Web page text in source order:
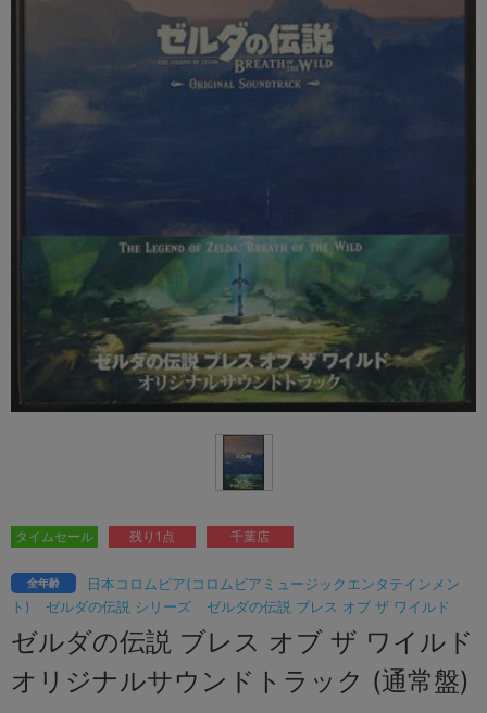
日本コロムビア(コロムビアミュージックエンタテインメン
ト)
ゼルダの伝説 シリーズ ゼルダの伝説 ブレス オブ ザ ワイルド
全年齢
ゼルダの伝説 ブレス オブ ザ ワイルド
オリジナルサウンドトラック (通常盤)
タイムセール 残り1点 千葉店